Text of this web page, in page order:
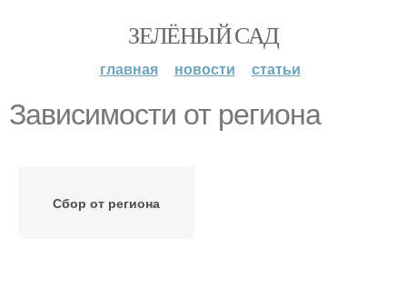
ЗЕЛЁНЫЙ САД
главная новости статьи
Зависимости от региона
Сбор от региона